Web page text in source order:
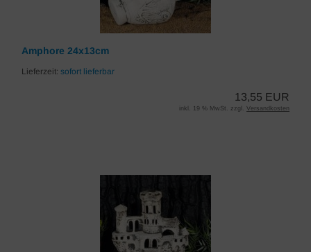
Amphore 24x13cm
Lieferzeit: sofort lieferbar
13,55 EUR
inkl. 19 % MwSt. zzgl. Versandkosten